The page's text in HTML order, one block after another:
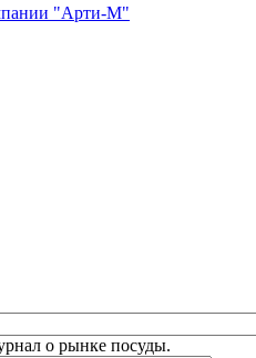
"Арти-М"
о рынке посуды.